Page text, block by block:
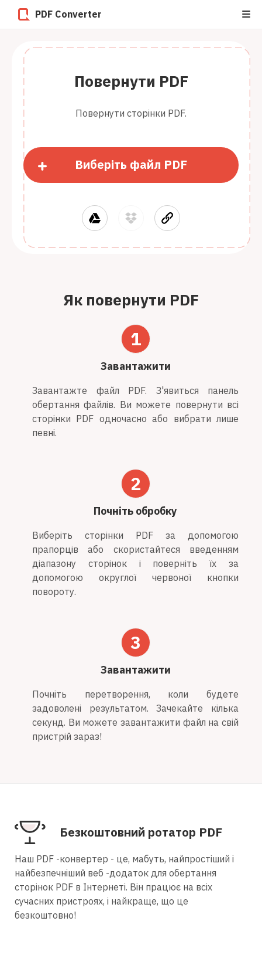
PDF Converter
Повернути PDF
Повернути сторінки PDF.
Виберіть файл PDF
Як повернути PDF
1
Завантажити
Завантажте файл PDF. З'явиться панель
обертання файлів. Ви можете повернути всі
сторінки PDF одночасно або вибрати лише
певні.
2
Почніть обробку
Виберіть сторінки PDF за допомогою
прапорців або скористайтеся введенням
діапазону сторінок і поверніть їх за
допомогою округлої червоної кнопки
повороту.
3
Завантажити
Почніть перетворення, коли будете
задоволені результатом. Зачекайте кілька
секунд. Ви можете завантажити файл на свій
пристрій зараз!
Безкоштовний ротатор PDF
Наш PDF -конвертер - це, мабуть, найпростіший і
найбезпечніший веб -додаток для обертання
сторінок PDF в Інтернеті. Він працює на всіх
сучасних пристроях, і найкраще, що це
безкоштовно!